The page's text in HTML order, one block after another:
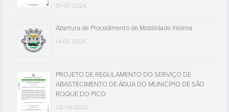
31-07-2026
Abertura de Procedimento de Mobilidade Interna
14-05-2026
PROJETO DE REGULAMENTO DO SERVIÇO DE
ABASTECIMENTO DE ÁGUA DO MUNICÍPIO DE SÃO
ROQUE DO PICO
28-04-2026